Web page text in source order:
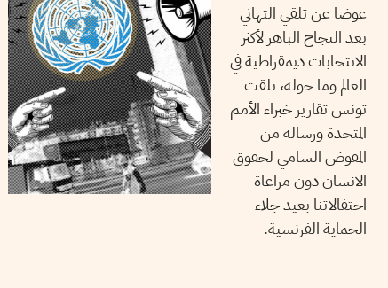
عوضا عن تلقي التهاني
بعد النجاح الباهر لأكثر
الانتخابات ديمقراطية في
العالم وما حوله، تلقت
تونس تقارير خبراء الأمم
المتحدة ورسالة من
المفوض السامي لحقوق
الانسان دون مراعاة
احتفالاتنا بعيد جلاء
الحماية الفرنسية.